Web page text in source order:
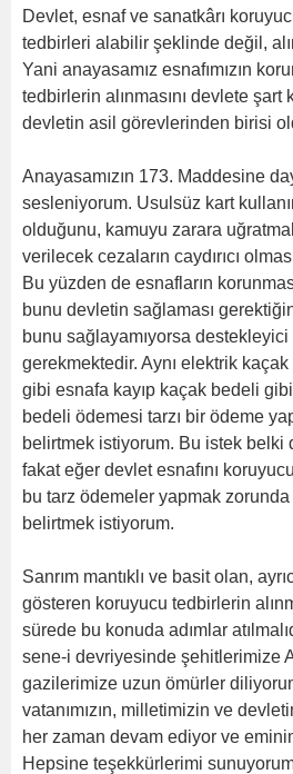
Devlet, esnaf ve sanatkârı
tedbirleri alabilir şeklinde değil,
Yani anayasamız esnafımızın
tedbirlerin alınmasını devlete şart
devletin asil görevlerinden birisi
Anayasamızın 173. Maddesine
sesleniyorum. Usulsüz kart
olduğunu, kamuyu zarara
verilecek cezaların caydırıcı
Bu yüzden de esnafların
bunu devletin sağlaması
bunu sağlayamıyorsa destekleyici
gerekmektedir. Aynı elektrik kaçak
gibi esnafa kayıp kaçak bedeli
bedeli ödemesi tarzı bir ödeme
belirtmek istiyorum. Bu istek belki
fakat eğer devlet esnafını
bu tarz ödemeler yapmak
belirtmek istiyorum.
Sanrım mantıklı ve basit olan,
gösteren koruyucu tedbirlerin
sürede bu konuda adımlar
sene-i devriyesinde şehitlerimize
gazilerimize uzun ömürler
vatanımızın, milletimizin ve
her zaman devam ediyor ve
Hepsine teşekkürlerimi